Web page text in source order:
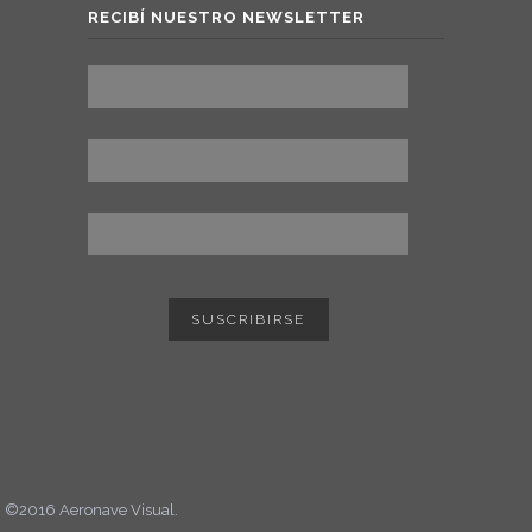
RECIBÍ NUESTRO NEWSLETTER
©2016 Aeronave Visual.